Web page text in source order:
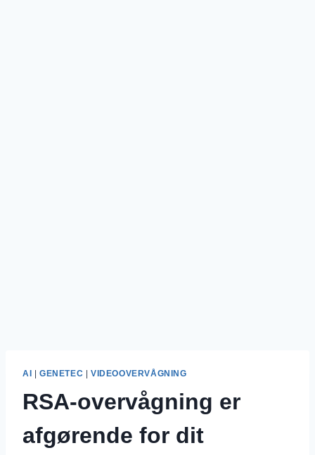
AI GENETEC VIDEOOVERVÅGNING
RSA-overvågning er
afgørende for dit